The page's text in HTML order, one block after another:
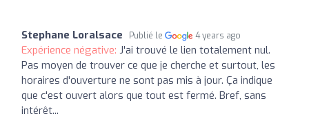
Stephane Loralsace Publié le 4 years ago
Expérience négative: J'ai trouvé le lien totalement nul.
Pas moyen de trouver ce que je cherche et surtout, les
horaires d'ouverture ne sont pas mis à jour. Ça indique
que c'est ouvert alors que tout est fermé. Bref, sans
intérêt...